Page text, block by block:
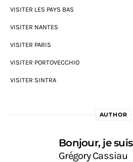
VISITER LES PAYS BAS
VISITER NANTES
VISITER PARIS
VISITER PORTOVECCHIO
VISITER SINTRA
AUTHOR
Bonjour, je suis
Grégory Cassiau